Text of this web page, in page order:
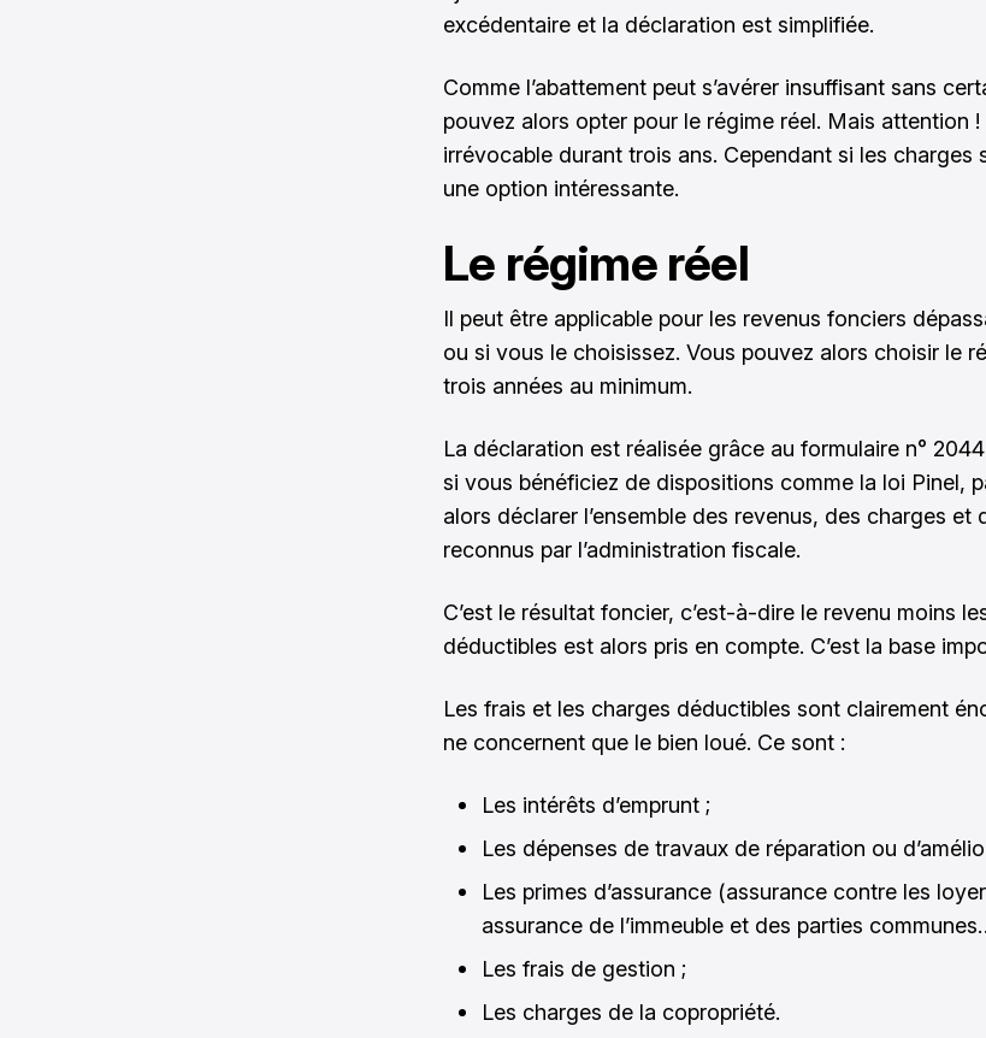
excédentaire et la déclaration est simplifiée.
Comme l’abattement peut s’avérer insuffisant sans
pouvez alors opter pour le régime réel. Mais attention
irrévocable durant trois ans. Cependant si les charges
une option intéressante.
Le régime réel
Il peut être applicable pour les revenus fonciers
ou si vous le choisissez. Vous pouvez alors choisir le
trois années au minimum.
La déclaration est réalisée grâce au formulaire n°
si vous bénéficiez de dispositions comme la loi Pinel,
alors déclarer l’ensemble des revenus, des charges et
reconnus par l’administration fiscale.
C’est le résultat foncier, c’est-à-dire le revenu moins
déductibles est alors pris en compte. C’est la base
Les frais et les charges déductibles sont clairement
ne concernent que le bien loué. Ce sont :
Les intérêts d’emprunt ;
Les dépenses de travaux de réparation ou
Les primes d’assurance (assurance contre les
assurance de l’immeuble et des parties
Les frais de gestion ;
Les charges de la copropriété.